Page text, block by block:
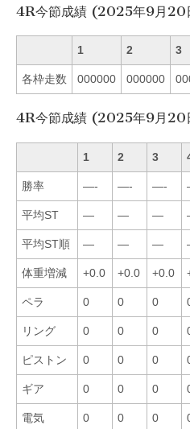
4R今節成績 (2025年9月20
1 2 3
各枠走数 000000 000000
4R今節成績 (2025年9月20
1 2 3
勝率 —- —- —-
平均ST — — —
平均ST順 — — —
体重増減 +0.0 +0.0 +0.0
ペラ 0 0 0
リング 0 0 0
ピストン 0 0 0
ギア 0 0 0
電気 0 0 0